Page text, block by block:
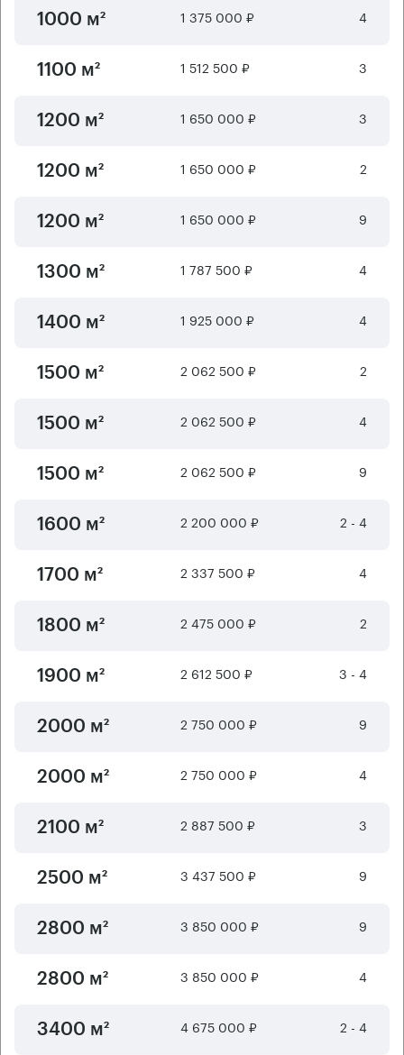
1000 м² 1 375 000 ₽ 4
1100 м² 1 512 500 ₽ 3
1200 м² 1 650 000 ₽ 3
1200 м² 1 650 000 ₽ 2
1200 м² 1 650 000 ₽ 9
1300 м² 1 787 500 ₽ 4
1400 м² 1 925 000 ₽ 4
1500 м² 2 062 500 ₽ 2
1500 м² 2 062 500 ₽ 4
1500 м² 2 062 500 ₽ 9
1600 м² 2 200 000 ₽ 2 - 4
1700 м² 2 337 500 ₽ 4
1800 м² 2 475 000 ₽ 2
1900 м² 2 612 500 ₽ 3 - 4
2000 м² 2 750 000 ₽ 9
2000 м² 2 750 000 ₽ 4
2100 м² 2 887 500 ₽ 3
2500 м² 3 437 500 ₽ 9
2800 м² 3 850 000 ₽ 9
2800 м² 3 850 000 ₽ 4
3400 м² 4 675 000 ₽ 2 - 4